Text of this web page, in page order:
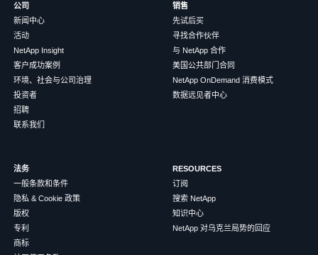
公司
新闻中心
活动
NetApp Insight
客户成功案例
环境、社会与公司治理
投资者
招聘
联系我们
销售
先试后买
寻找合作伙伴
与 NetApp 合作
美国公共部门合同
NetApp OnDemand 消费模式
数据远见者中心
法务
一般条款和条件
隐私 & Cookie 政策
版权
专利
商标
RESOURCES
订阅
搜索 NetApp
知识中心
NetApp 对乌克兰局势的回应